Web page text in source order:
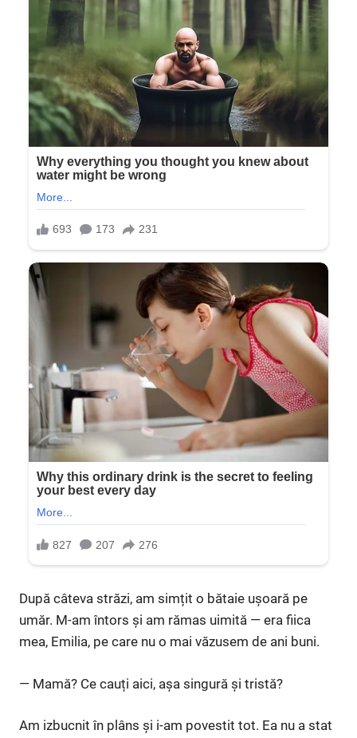
După câteva străzi, am simțit o bătaie ușoară pe
umăr. M-am întors și am rămas uimită — era fiica
mea, Emilia, pe care nu o mai văzusem de ani buni.
— Mamă? Ce cauți aici, așa singură și tristă?
Am izbucnit în plâns și i-am povestit tot. Ea nu a stat